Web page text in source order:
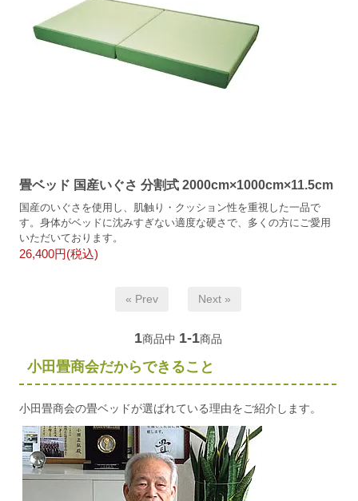
畳ベッド 国産いぐさ 分割式 2000cm×1000cm×11.5cm
国産のいぐさを使用し、肌触り・クッション性を重視した一品で
す。身体がベッドに沈みすぎない適度な硬さで、多くの方にご愛用
いただいております。
26,400円(税込)
« Prev Next »
1商品中 1-1商品
小田畳商会だからできること
小田畳商会の畳ベッドが選ばれている理由をご紹介します。